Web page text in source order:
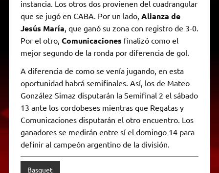
instancia. Los otros dos provienen del cuadrangular
que se jugó en CABA. Por un lado, Alianza de
Jesús María, que ganó su zona con registro de 3-0.
Por el otro, Comunicaciones finalizó como el
mejor segundo de la ronda por diferencia de gol.
A diferencia de como se venía jugando, en esta
oportunidad habrá semifinales. Así, los de Mateo
González Simaz disputarán la Semifinal 2 el sábado
13 ante los cordobeses mientras que Regatas y
Comunicaciones disputarán el otro encuentro. Los
ganadores se medirán entre sí el domingo 14 para
definir al campeón argentino de la división.
Basquet